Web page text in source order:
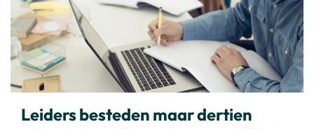
Leiders besteden maar dertien